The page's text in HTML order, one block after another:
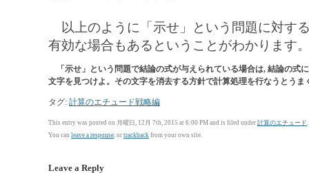
以上のように「示せ」という問題に対す
有効な場合もあるということがわかります
「示せ」という問題で結論の式が与えられている場合は, 結論の式
文字を見つけよ。その文字を消去する方針で計算処理を行なうとうま
タグ: 計算のエチュード戦略編
This entry was posted on 月曜日, 12月 7th, 2015 at 6:00 PM and is filed under 計算のエチュード
You can leave a response, or trackback from your own site.
Leave a Reply